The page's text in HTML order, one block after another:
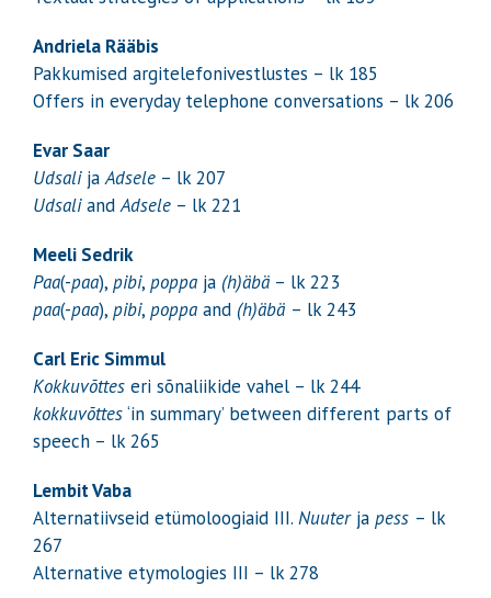
Andriela Rääbis
Pakkumised argitelefonivestlustes – lk 185
Offers in everyday telephone conversations – lk 206
Evar Saar
UdsalijaAdsele – lk 207
UdsaliandAdsele – lk 221
Meeli Sedrik
Paa(-paa), pibi, poppa ja (h)äbä – lk 223
paa(-paa), pibi, poppa and (h)äbä – lk 243
Carl Eric Simmul
Kokkuvõttes eri sõnaliikide vahel – lk 244
kokkuvõttes‘in summary’ between different parts of
speech – lk 265
Lembit Vaba
Alternatiivseid etümoloogiaid III. Nuuterja pess – lk
267
Alternative etymologies III – lk 278